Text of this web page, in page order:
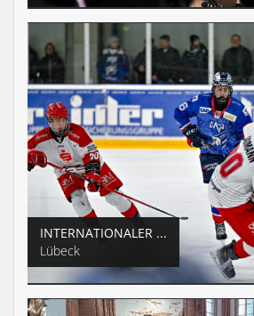
INTERNATIONALER ...
Lübeck